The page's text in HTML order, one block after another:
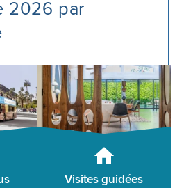
2026 par
Visites guidées